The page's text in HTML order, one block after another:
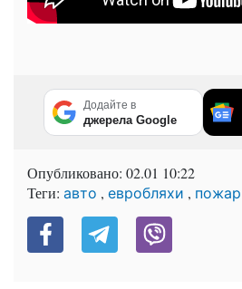
Додайте в
джерела Google
Опубликовано: 02.01 10:22
Теги: авто , евробляхи , пожар